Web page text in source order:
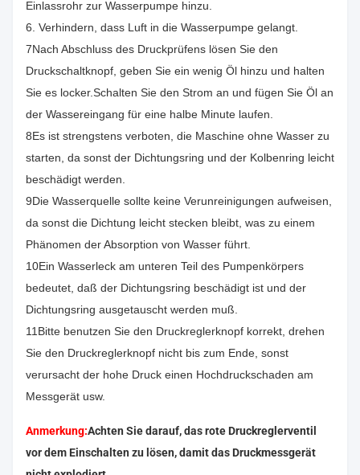
Einlassrohr zur Wasserpumpe hinzu.
6. Verhindern, dass Luft in die Wasserpumpe gelangt.
7Nach Abschluss des Druckprüfens lösen Sie den
Druckschaltknopf, geben Sie ein wenig Öl hinzu und halten
Sie es locker.Schalten Sie den Strom an und fügen Sie Öl an
der Wassereingang für eine halbe Minute laufen.
8Es ist strengstens verboten, die Maschine ohne Wasser zu
starten, da sonst der Dichtungsring und der Kolbenring leicht
beschädigt werden.
9Die Wasserquelle sollte keine Verunreinigungen aufweisen,
da sonst die Dichtung leicht stecken bleibt, was zu einem
Phänomen der Absorption von Wasser führt.
10Ein Wasserleck am unteren Teil des Pumpenkörpers
bedeutet, daß der Dichtungsring beschädigt ist und der
Dichtungsring ausgetauscht werden muß.
11Bitte benutzen Sie den Druckreglerknopf korrekt, drehen
Sie den Druckreglerknopf nicht bis zum Ende, sonst
verursacht der hohe Druck einen Hochdruckschaden am
Messgerät usw.
Anmerkung:Achten Sie darauf, das rote Druckreglerventil
vor dem Einschalten zu lösen, damit das Druckmessgerät